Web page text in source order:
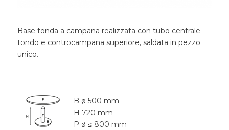
Base tonda a campana realizzata con tubo centrale
tondo e controcampana superiore, saldata in pezzo
unico.
B ø 500 mm
H 720 mm
P ø ≤ 800 mm